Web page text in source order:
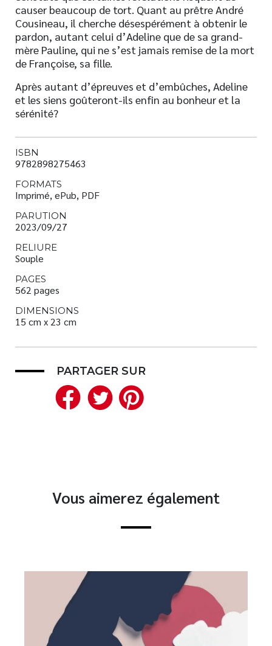
causer beaucoup de tort. Quant au prêtre André
Cousineau, il cherche désespérément à obtenir le
pardon, autant celui d’Adeline que de sa grand-
mère Pauline, qui ne s’est jamais remise de la mort
de Françoise, sa fille.
Après autant d’épreuves et d’embûches, Adeline
et les siens goûteront-ils enfin au bonheur et la
sérénité?
ISBN
9782898275463
FORMATS
Imprimé, ePub, PDF
PARUTION
2023/09/27
RELIURE
Souple
PAGES
562 pages
DIMENSIONS
15 cm x 23 cm
PARTAGER SUR
Facebook
Twitter
Vous aimerez également